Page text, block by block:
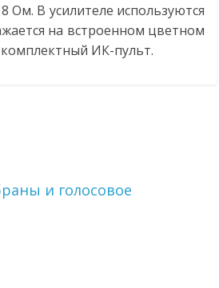
Ом. В усилителе используются
на встроенном цветном
ИК-пульт.
и голосовое